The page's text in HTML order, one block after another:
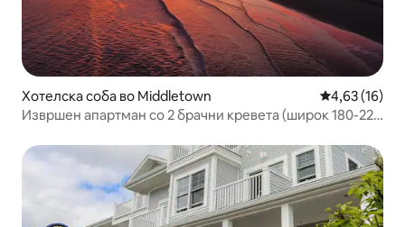
Хотелска соба во Middletown Просечна
4,63 (16)
Извршен апартман со 2 брачни кревета (широк 180-220